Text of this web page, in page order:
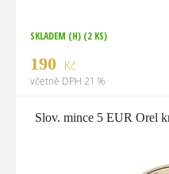
SKLADEM (H) (2 KS)
190 Kč
včetně DPH 21 %
Slov. mince 5 EUR Orel